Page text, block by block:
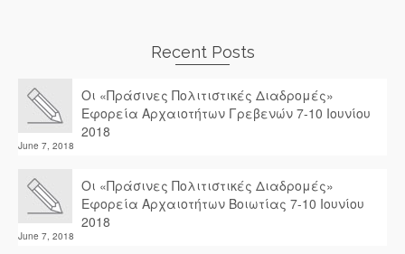
Recent Posts
Οι «Πράσινες Πολιτιστικές Διαδρομές»
Εφορεία Αρχαιοτήτων Γρεβενών 7-10 Ιουνίου
2018
June 7, 2018
Οι «Πράσινες Πολιτιστικές Διαδρομές»
Εφορεία Αρχαιοτήτων Βοιωτίας 7-10 Ιουνίου
2018
June 7, 2018